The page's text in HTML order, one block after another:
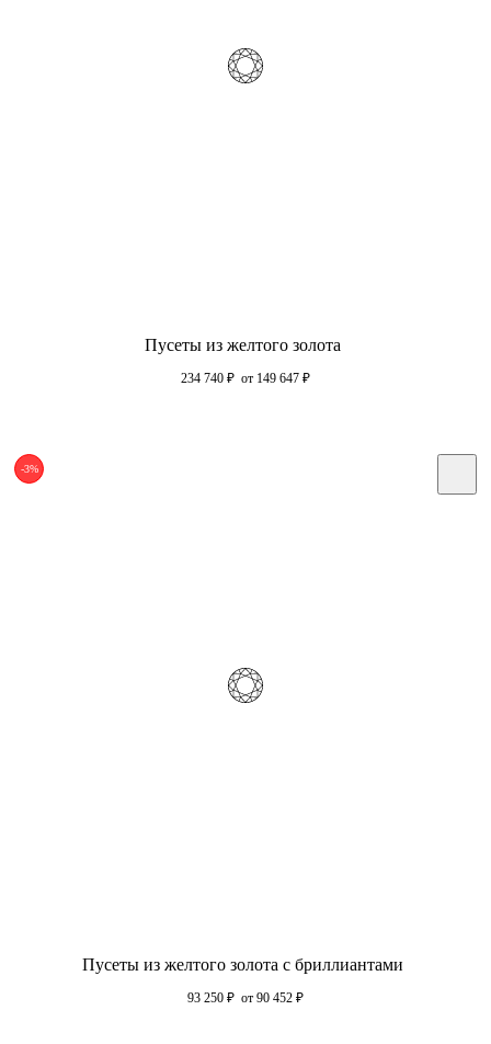
Пусеты из желтого золота
234 740 ₽ от 149 647 ₽
-3%
Пусеты из желтого золота с бриллиантами
93 250 ₽ от 90 452 ₽